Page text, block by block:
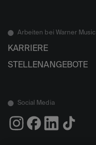
Arbeiten bei Warner Music
KARRIERE
STELLENANGEBOTE
Social Media